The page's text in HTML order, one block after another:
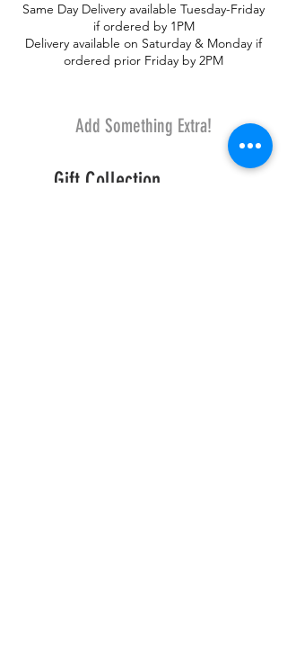
Same Day Delivery available Tuesday-Friday
if ordered by 1PM
Delivery available on Saturday & Monday if
ordered prior Friday by 2PM
Add Something Extra!
Gift Collection